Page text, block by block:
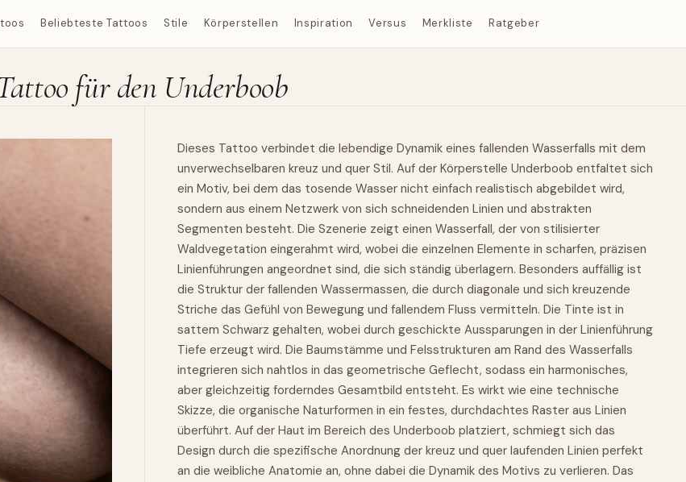
Beliebteste Tattoos Stile Körperstellen Inspiration Versus Merkliste Ratgeber
für den Underboob
Dieses Tattoo verbindet die lebendige Dynamik eines fallenden Wasserfalls mit dem
unverwechselbaren kreuz und quer Stil. Auf der Körperstelle Underboob entfaltet sich
ein Motiv, bei dem das tosende Wasser nicht einfach realistisch abgebildet wird,
sondern aus einem Netzwerk von sich schneidenden Linien und abstrakten
Segmenten besteht. Die Szenerie zeigt einen Wasserfall, der von stilisierter
Waldvegetation eingerahmt wird, wobei die einzelnen Elemente in scharfen, präzisen
Linienführungen angeordnet sind, die sich ständig überlagern. Besonders auffällig ist
die Struktur der fallenden Wassermassen, die durch diagonale und sich kreuzende
Striche das Gefühl von Bewegung und fallendem Fluss vermitteln. Die Tinte ist in
sattem Schwarz gehalten, wobei durch geschickte Aussparungen in der Linienführung
Tiefe erzeugt wird. Die Baumstämme und Felsstrukturen am Rand des Wasserfalls
integrieren sich nahtlos in das geometrische Geflecht, sodass ein harmonisches,
aber gleichzeitig forderndes Gesamtbild entsteht. Es wirkt wie eine technische
Skizze, die organische Naturformen in ein festes, durchdachtes Raster aus Linien
überführt. Auf der Haut im Bereich des Underboob platziert, schmiegt sich das
Design durch die spezifische Anordnung der kreuz und quer laufenden Linien perfekt
an die weibliche Anatomie an, ohne dabei die Dynamik des Motivs zu verlieren. Das